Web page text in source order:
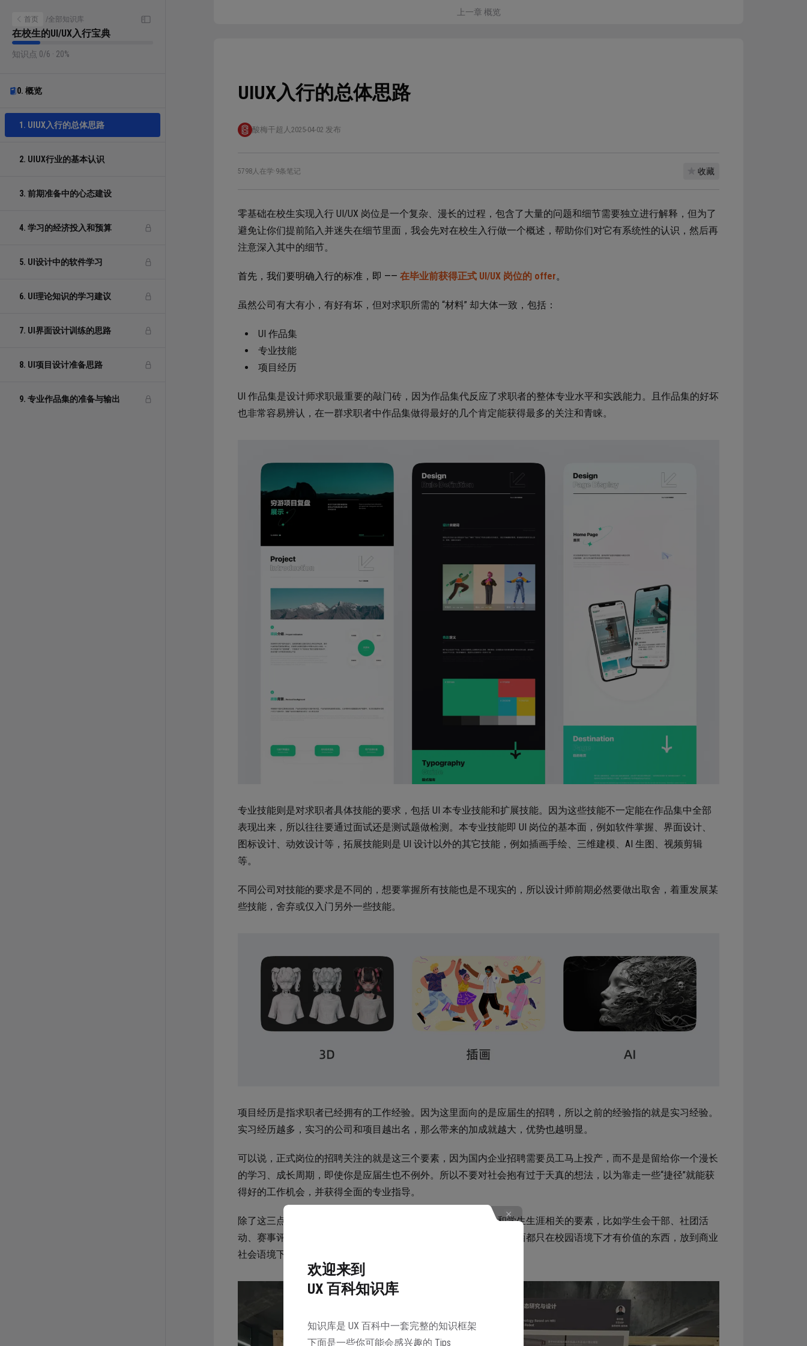
首页 /全部知识库
在校生的UI/UX入行宝典
知识点 0/6 · 20%
0. 概览
1. UIUX入行的总体思路
2. UIUX行业的基本认识
3. 前期准备中的心态建设
4. 学习的经济投入和预算
5. UI设计中的软件学习
6. UI理论知识的学习建议
7. UI界面设计训练的思路
8. UI项目设计准备思路
9. 专业作品集的准备与输出
上一章 概览
UIUX入行的总体思路
酸梅干超人 2025-04-02 发布
5798人在学·9条笔记 收藏
零基础在校生实现入行 UI/UX 岗位是一个复杂、漫长的过程，包含了大量的问题和细节需要独立进行解释，但为了
避免让你们提前陷入并迷失在细节里面，我会先对在校生入行做一个概述，帮助你们对它有系统性的认识，然后再
注意深入其中的细节。
首先，我们要明确入行的标准，即 —— 在毕业前获得正式 UI/UX 岗位的 offer。
虽然公司有大有小，有好有坏，但对求职所需的 “材料” 却大体一致，包括：
UI 作品集
专业技能
项目经历
UI 作品集是设计师求职最重要的敲门砖，因为作品集代反应了求职者的整体专业水平和实践能力。且作品集的好坏
也非常容易辨认，在一群求职者中作品集做得最好的几个肯定能获得最多的关注和青睐。
专业技能则是对求职者具体技能的要求，包括 UI 本专业技能和扩展技能。因为这些技能不一定能在作品集中全部
表现出来，所以往往要通过面试还是测试题做检测。本专业技能即 UI 岗位的基本面，例如软件掌握、界面设计、
图标设计、动效设计等，拓展技能则是 UI 设计以外的其它技能，例如插画手绘、三维建模、AI 生图、视频剪辑
等。
不同公司对技能的要求是不同的，想要掌握所有技能也是不现实的，所以设计师前期必然要做出取舍，着重发展某
些技能，舍弃或仅入门另外一些技能。
项目经历是指求职者已经拥有的工作经验。因为这里面向的是应届生的招聘，所以之前的经验指的就是实习经验。
实习经历越多，实习的公司和项目越出名，那么带来的加成就越大，优势也越明显。
可以说，正式岗位的招聘关注的就是这三个要素，因为国内企业招聘需要员工马上投产，而不是是留给你一个漫长
的学习、成长周期，即使你是应届生也不例外。所以不要对社会抱有过于天真的想法，以为靠走一些“捷径”就能获
得好的工作机会，并获得全面的专业指导。
除了这三点和学历外，其它的要素就显得无足轻重了，尤其是和学生生涯相关的要素，比如学生会干部、社团活
动、赛事评比，或者学校绩点、老师评价、专业证书之类。这些东西都只在校园语境下才有价值的东西，放到商业
社会语境下不值一提，因为它们没办法转化为商业产出。
欢迎来到
UX 百科知识库
知识库是 UX 百科中一套完整的知识框架
下面是一些你可能会感兴趣的 Tips